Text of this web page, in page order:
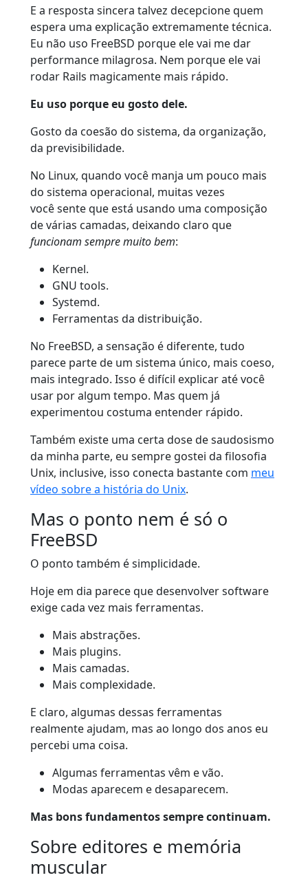
E a resposta sincera talvez decepcione quem
espera uma explicação extremamente técnica.
Eu não uso FreeBSD porque ele vai me dar
performance milagrosa. Nem porque ele vai
rodar Rails magicamente mais rápido.
Eu uso porque eu gosto dele.
Gosto da coesão do sistema, da organização,
da previsibilidade.
No Linux, quando você manja um pouco mais
do sistema operacional, muitas vezes
você sente que está usando uma composição
de várias camadas, deixando claro que
funcionam sempre muito bem:
Kernel.
GNU tools.
Systemd.
Ferramentas da distribuição.
No FreeBSD, a sensação é diferente, tudo
parece parte de um sistema único, mais coeso,
mais integrado. Isso é difícil explicar até você
usar por algum tempo. Mas quem já
experimentou costuma entender rápido.
Também existe uma certa dose de saudosismo
da minha parte, eu sempre gostei da filosofia
Unix, inclusive, isso conecta bastante com meu
vídeo sobre a história do Unix.
Mas o ponto nem é só o
FreeBSD
O ponto também é simplicidade.
Hoje em dia parece que desenvolver software
exige cada vez mais ferramentas.
Mais abstrações.
Mais plugins.
Mais camadas.
Mais complexidade.
E claro, algumas dessas ferramentas
realmente ajudam, mas ao longo dos anos eu
percebi uma coisa.
Algumas ferramentas vêm e vão.
Modas aparecem e desaparecem.
Mas bons fundamentos sempre continuam.
Sobre editores e memória
muscular